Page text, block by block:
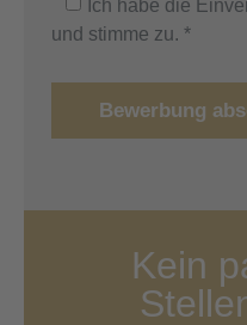
Ich habe die
und stimme zu. *
Bewerbung
Kein